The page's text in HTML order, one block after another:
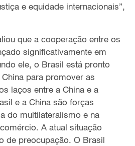
e equidade internacionais”,
que acooperação entre os
ado significativamente em
ele, o Brasil está pronto
para promover as
laços entre a China e a
e a China são forças
do multilateralismo e na
comércio. A atual situação
de preocupação. O Brasil